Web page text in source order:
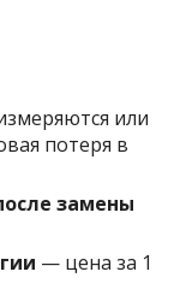
или
потеря в
замены
— цена за 1